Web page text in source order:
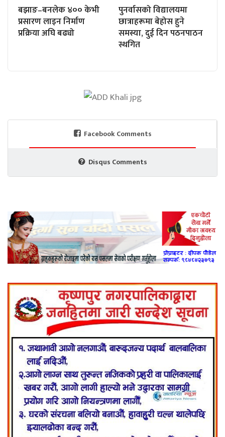
बझाङ–बनलेक ४०० केभी
प्रसारण लाइन निर्माण
प्रक्रिया अघि बढ्यो
पुनर्वासको विद्यालयमा
छात्राहरूमा बेहोस हुने
समस्या, दुई दिन पठनपाठन
स्थगित
Facebook Comments
Disqus Comments